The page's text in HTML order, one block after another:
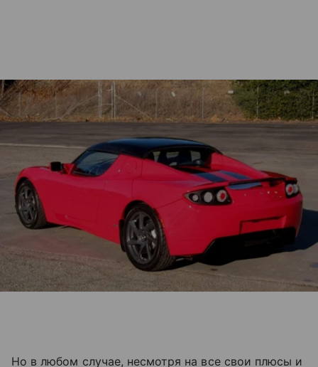
Но в любом случае, несмотря на все свои плюсы и